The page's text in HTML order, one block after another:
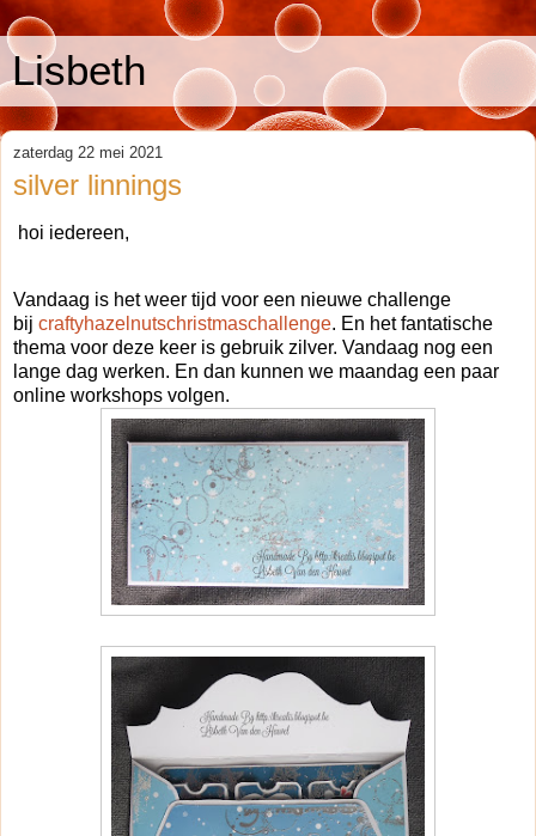
Lisbeth
zaterdag 22 mei 2021
silver linnings
hoi iedereen,
Vandaag is het weer tijd voor een nieuwe challenge
bij craftyhazelnutschristmaschallenge. En het fantatische
thema voor deze keer is gebruik zilver. Vandaag nog een
lange dag werken. En dan kunnen we maandag een paar
online workshops volgen.